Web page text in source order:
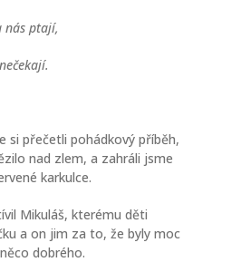
nás ptají,
si přečetli pohádkový příběh,
nad zlem, a zahráli jsme
karkulce.
Mikuláš, kterému děti
a on jim za to, že byly moc
dobrého.